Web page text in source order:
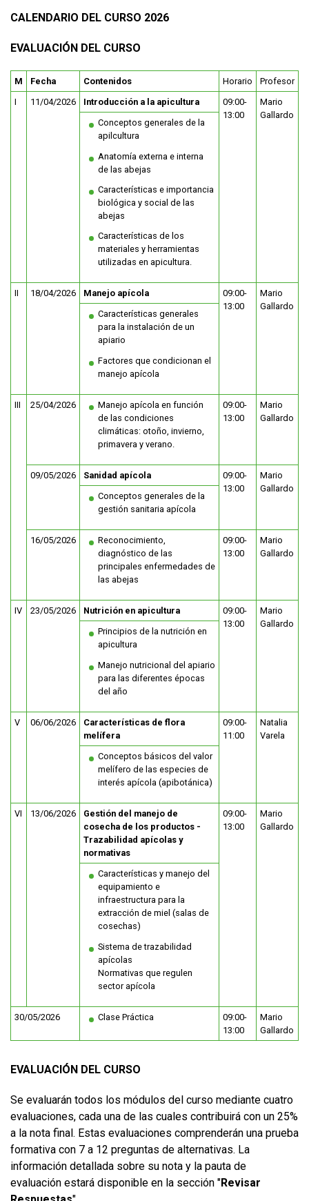
CALENDARIO DEL CURSO 2026
EVALUACIÓN DEL CURSO
M Fecha Contenidos Horario
Profesor
I
11/04/2026 Introducción a la apicultura
09:00-
13:00
Mario
Gallardo
Conceptos generales de la
apilcultura
Anatomía externa e interna
de las abejas
Características e importancia
biológica y social de las
abejas
Características de los
materiales y herramientas
utilizadas en apicultura.
II 18/04/2026 Manejo apícola
09:00-
13:00
Mario
Gallardo
Características generales
para la instalación de un
apiario
Factores que condicionan el
manejo apícola
III 25/04/2026
Manejo apícola en función
de las condiciones
climáticas: otoño, invierno,
primavera y verano.
09:00-
13:00
Mario
Gallardo
09/05/2026 Sanidad apícola
09:00-
13:00
Mario
Gallardo
Conceptos generales de la
gestión sanitaria apícola
16/05/2026
Reconocimiento,
diagnóstico de las
principales enfermedades de
las abejas
09:00-
13:00
Mario
Gallardo
IV 23/05/2026 Nutrición en apicultura
09:00-
13:00
Mario
Gallardo
Principios de la nutrición en
apicultura
Manejo nutricional del apiario
para las diferentes épocas
del año
V 06/06/2026
Características de flora
melífera
09:00-
11:00
Natalia
Varela
Conceptos básicos del valor
melífero de las especies de
interés apícola (apibotánica)
VI 13/06/2026
Gestión del manejo de
cosecha de los productos -
Trazabilidad apícolas y
normativas
09:00-
13:00
Mario
Gallardo
Características y manejo del
equipamiento e
infraestructura para la
extracción de miel (salas de
cosechas)
Sistema de trazabilidad
apícolas
Normativas que regulen
sector apícola
30/05/2026 Clase Práctica
09:00-
13:00
Mario
Gallardo
EVALUACIÓN DEL CURSO
Se evaluarán todos los módulos del curso mediante cuatro
evaluaciones, cada una de las cuales contribuirá con un 25%
a la nota final. Estas evaluaciones comprenderán una prueba
formativa con 7 a 12 preguntas de alternativas. La
información detallada sobre su nota y la pauta de
evaluación estará disponible en la sección "Revisar